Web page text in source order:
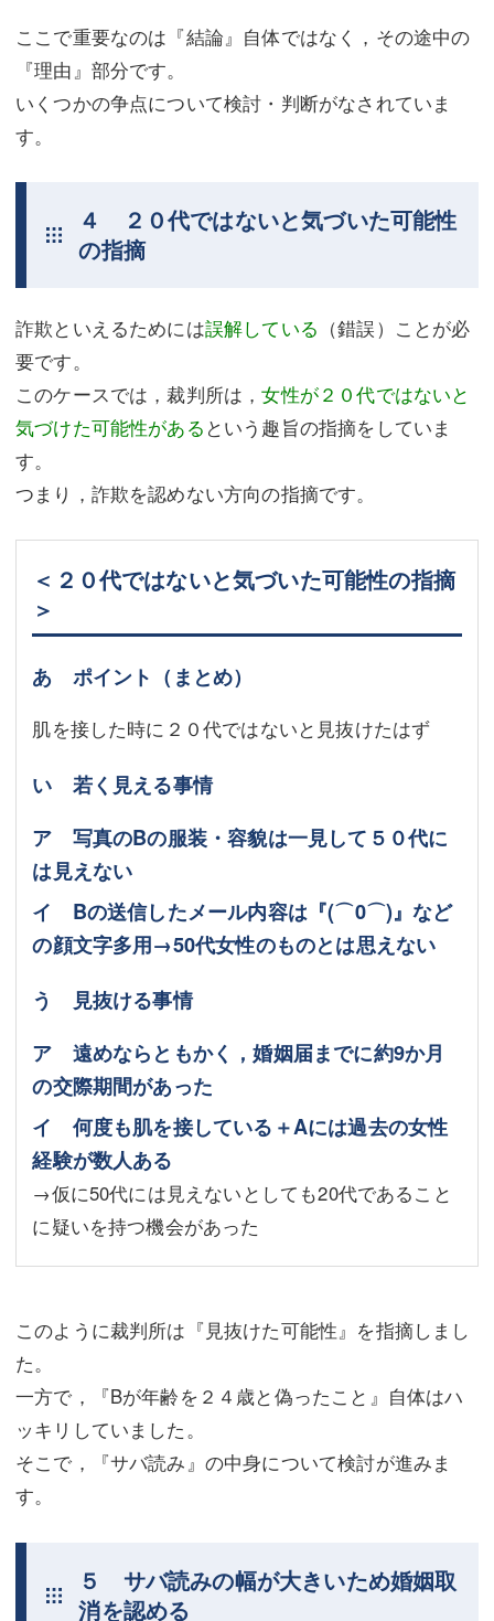
ここで重要なのは『結論』自体ではなく，その途中の
『理由』部分です。
いくつかの争点について検討・判断がなされていま
す。
４ ２０代ではないと気づいた可能性
の指摘
詐欺といえるためには誤解している （錯誤）ことが必
要です。
このケースでは，裁判所は，女性が２０代ではないと
気づけた可能性がある という趣旨の指摘をしていま
す。
つまり，詐欺を認めない方向の指摘です。
＜２０代ではないと気づいた可能性の指摘
＞
あ ポイント（まとめ）
肌を接した時に２０代ではないと見抜けたはず
い 若く見える事情
ア 写真のBの服装・容貌は一見して５０代に
は見えない
イ Bの送信したメール内容は『(⌒0⌒)』など
の顔文字多用→50代女性のものとは思えない
う 見抜ける事情
ア 遠めならともかく，婚姻届までに約9か月
の交際期間があった
イ 何度も肌を接している＋Aには過去の女性
経験が数人ある
→仮に50代には見えないとしても20代であること
に疑いを持つ機会があった
このように裁判所は『見抜けた可能性』を指摘しまし
た。
一方で，『Bが年齢を２４歳と偽ったこと』自体はハ
ッキリしていました。
そこで，『サバ読み』の中身について検討が進みま
す。
５ サバ読みの幅が大きいため婚姻取
消を認める